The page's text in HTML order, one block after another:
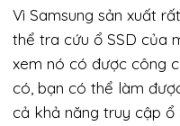
Vì Samsung sản xuất
thể tra cứu ổ SSD của
xem nó có được công
có, bạn có thể làm
cả khả năng truy cập ổ